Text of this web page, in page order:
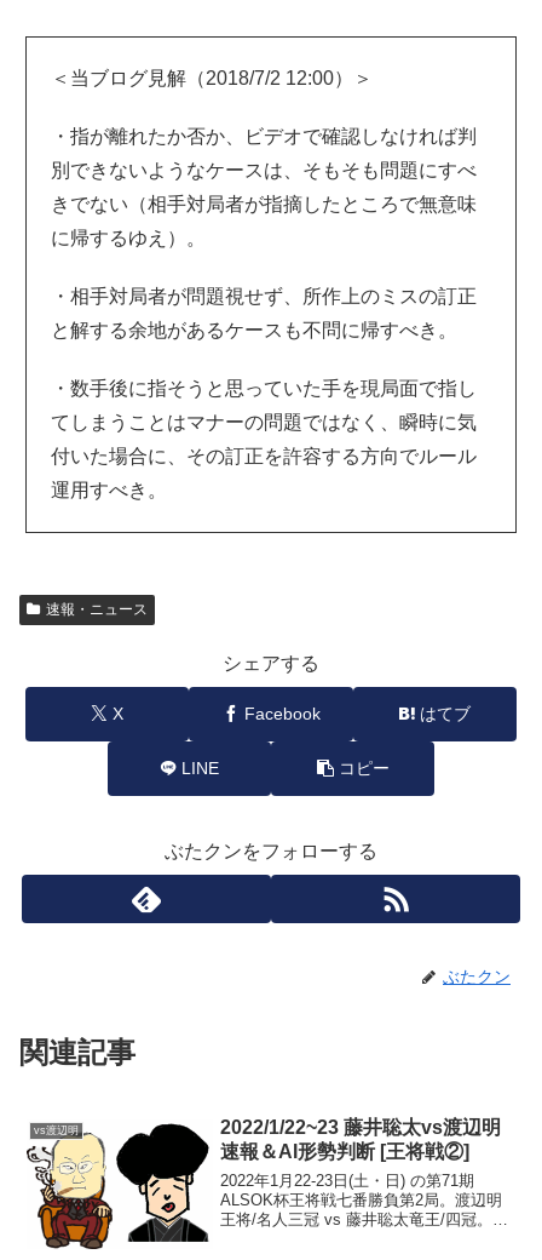
＜当ブログ見解（2018/7/2 12:00）＞
・指が離れたか否か、ビデオで確認しなければ判
別できないようなケースは、そもそも問題にすべ
きでない（相手対局者が指摘したところで無意味
に帰するゆえ）。
・相手対局者が問題視せず、所作上のミスの訂正
と解する余地があるケースも不問に帰すべき。
・数手後に指そうと思っていた手を現局面で指し
てしまうことはマナーの問題ではなく、瞬時に気
付いた場合に、その訂正を許容する方向でルール
運用すべき。
速報・ニュース
シェアする
X Facebook はてブ
LINE コピー
ぶたクンをフォローする
ぶたクン
関連記事
vs渡辺明
2022/1/22~23 藤井聡太vs渡辺明
速報＆AI形勢判断 [王将戦②]
2022年1月22-23日(土・日) の第71期
ALSOK杯王将戦七番勝負第2局。渡辺明
王将/名人三冠 vs 藤井聡太竜王/四冠。速